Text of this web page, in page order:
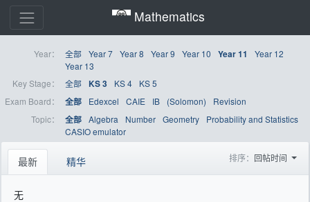
Mathematics
Year： 全部 Year 7 Year 8 Year 9 Year 10 Year 11
Year 12
Year 13
Key Stage：
全部 KS 3 KS 4
KS 5
Exam Board：
全部 Edexcel CAIE IB (Solomon)
Revision
Topic：
全部 Algebra Number Geometry
Probability and Statistics
CASIO emulator
最新 精华 排序： 回帖时间
无